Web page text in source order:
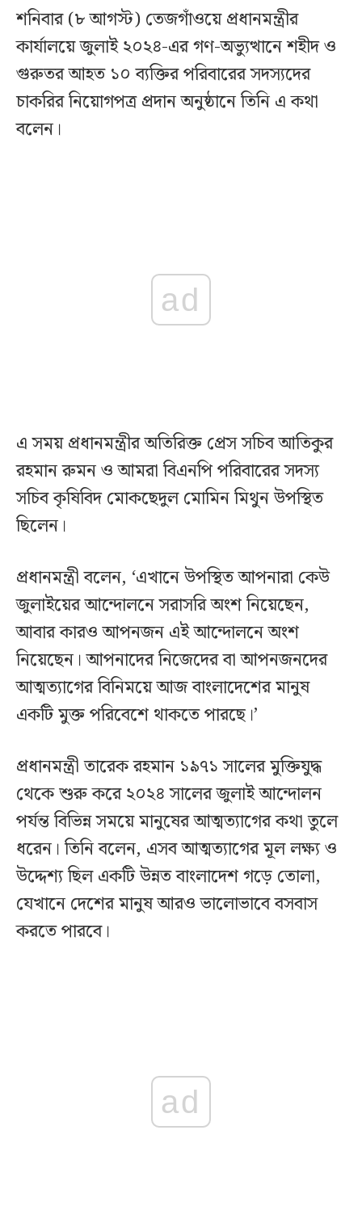
শনিবার (৮ আগস্ট) তেজগাঁওয়ে প্রধানমন্ত্রীর
কার্যালয়ে জুলাই ২০২৪-এর গণ-অভ্যুত্থানে শহীদ ও
গুরুতর আহত ১০ ব্যক্তির পরিবারের সদস্যদের
চাকরির নিয়োগপত্র প্রদান অনুষ্ঠানে তিনি এ কথা
বলেন।
ad
এ সময় প্রধানমন্ত্রীর অতিরিক্ত প্রেস সচিব আতিকুর
রহমান রুমন ও আমরা বিএনপি পরিবারের সদস্য
সচিব কৃষিবিদ মোকছেদুল মোমিন মিথুন উপস্থিত
ছিলেন।
প্রধানমন্ত্রী বলেন, ‘এখানে উপস্থিত আপনারা কেউ
জুলাইয়ের আন্দোলনে সরাসরি অংশ নিয়েছেন,
আবার কারও আপনজন এই আন্দোলনে অংশ
নিয়েছেন। আপনাদের নিজেদের বা আপনজনদের
আত্মত্যাগের বিনিময়ে আজ বাংলাদেশের মানুষ
একটি মুক্ত পরিবেশে থাকতে পারছে।’
প্রধানমন্ত্রী তারেক রহমান ১৯৭১ সালের মুক্তিযুদ্ধ
থেকে শুরু করে ২০২৪ সালের জুলাই আন্দোলন
পর্যন্ত বিভিন্ন সময়ে মানুষের আত্মত্যাগের কথা তুলে
ধরেন। তিনি বলেন, এসব আত্মত্যাগের মূল লক্ষ্য ও
উদ্দেশ্য ছিল একটি উন্নত বাংলাদেশ গড়ে তোলা,
যেখানে দেশের মানুষ আরও ভালোভাবে বসবাস
করতে পারবে।
ad